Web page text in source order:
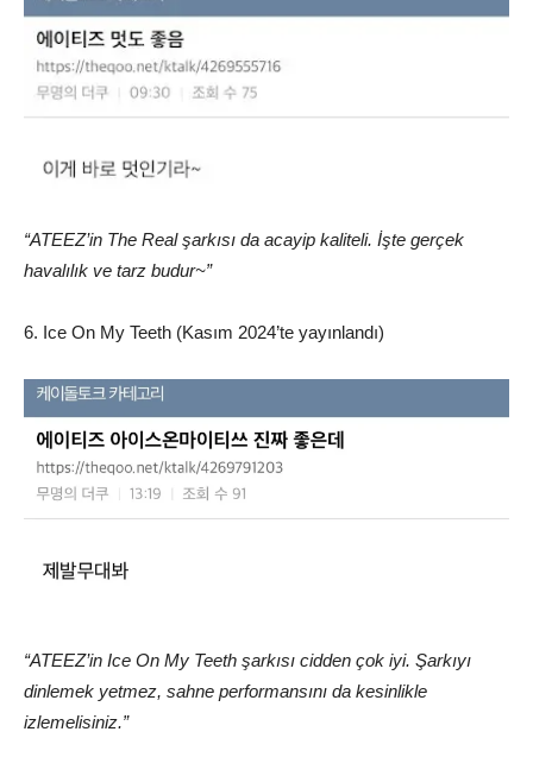
“ATEEZ’in The Real şarkısı da acayip kaliteli. İşte gerçek
havalılık ve tarz budur~”
6. Ice On My Teeth (Kasım 2024’te yayınlandı)
“ATEEZ’in Ice On My Teeth şarkısı cidden çok iyi. Şarkıyı
dinlemek yetmez, sahne performansını da kesinlikle
izlemelisiniz.”